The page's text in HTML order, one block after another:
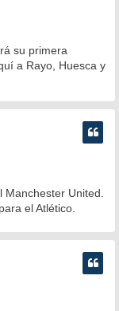
su primera
a Rayo, Huesca y
United.
el Atlético.